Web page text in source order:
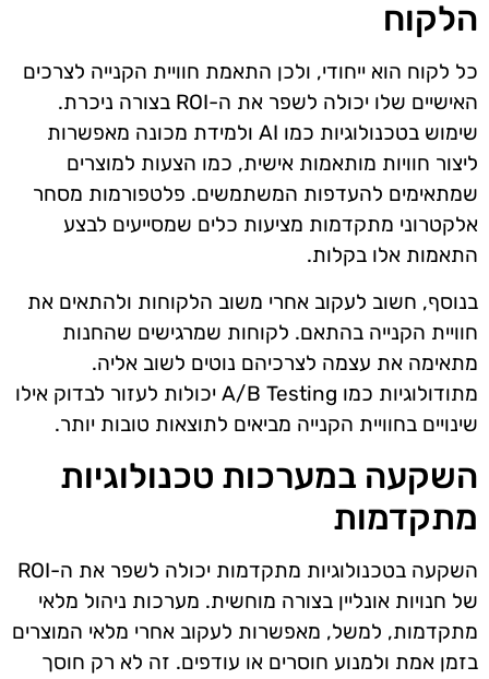
הלקוח
כל לקוח הוא ייחודי, ולכן התאמת חוויית הקנייה לצרכים
האישיים שלו יכולה לשפר את ה-ROI בצורה ניכרת.
שימוש בטכנולוגיות כמו AI ולמידת מכונה מאפשרות
ליצור חוויות מותאמות אישית, כמו הצעות למוצרים
שמתאימים להעדפות המשתמשים. פלטפורמות מסחר
אלקטרוני מתקדמות מציעות כלים שמסייעים לבצע
התאמות אלו בקלות.
בנוסף, חשוב לעקוב אחרי משוב הלקוחות ולהתאים את
חוויית הקנייה בהתאם. לקוחות שמרגישים שהחנות
מתאימה את עצמה לצרכיהם נוטים לשוב אליה.
מתודולוגיות כמו A/B Testing יכולות לעזור לבדוק אילו
שינויים בחוויית הקנייה מביאים לתוצאות טובות יותר.
השקעה במערכות טכנולוגיות
מתקדמות
השקעה בטכנולוגיות מתקדמות יכולה לשפר את ה-ROI
של חנויות אונליין בצורה מוחשית. מערכות ניהול מלאי
מתקדמות, למשל, מאפשרות לעקוב אחרי מלאי המוצרים
בזמן אמת ולמנוע חוסרים או עודפים. זה לא רק חוסך